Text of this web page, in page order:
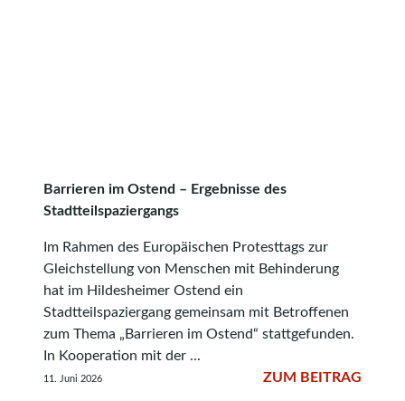
Barrieren im Ostend – Ergebnisse des
Stadtteilspaziergangs
Im Rahmen des Europäischen Protesttags zur
Gleichstellung von Menschen mit Behinderung
hat im Hildesheimer Ostend ein
Stadtteilspaziergang gemeinsam mit Betroffenen
zum Thema „Barrieren im Ostend“ stattgefunden.
In Kooperation mit der ...
11. Juni 2026 ZUM BEITRAG